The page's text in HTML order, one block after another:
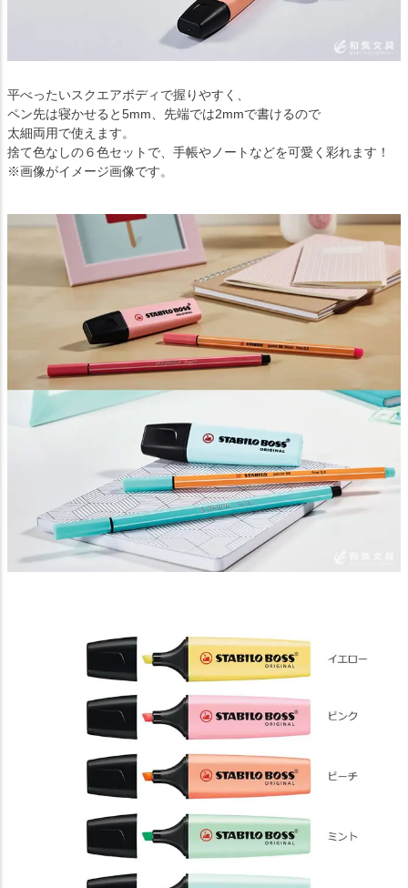
平べったいスクエアボディで握りやすく、
ペン先は寝かせると5mm、先端では2mmで書けるので
太細両用で使えます。
捨て色なしの６色セットで、手帳やノートなどを可愛く彩れます！
※画像がイメージ画像です。